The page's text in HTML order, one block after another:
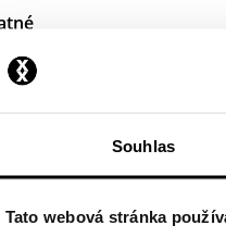
Souhlas
Tato webová stránka